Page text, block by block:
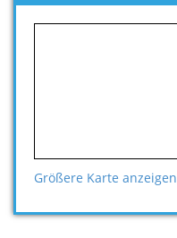
Größere Karte anzeigen